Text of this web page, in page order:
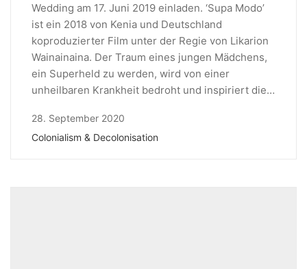
Wedding am 17. Juni 2019 einladen. ‘Supa Modo’
ist ein 2018 von Kenia und Deutschland
koproduzierter Film unter der Regie von Likarion
Wainainaina. Der Traum eines jungen Mädchens,
ein Superheld zu werden, wird von einer
unheilbaren Krankheit bedroht und inspiriert die…
28. September 2020
Colonialism & Decolonisation